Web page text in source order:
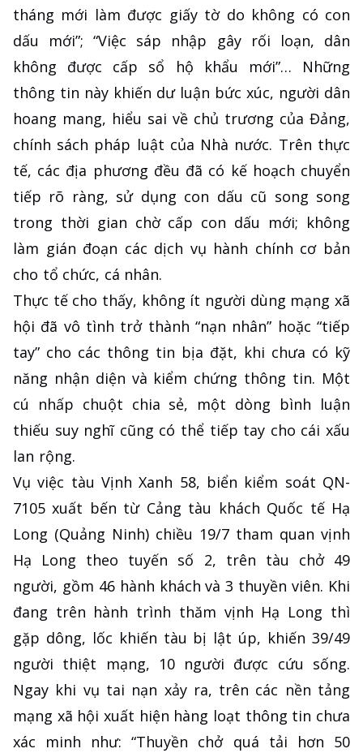
tháng mới làm được giấy tờ do không có con
dấu mới”; “Việc sáp nhập gây rối loạn, dân
không được cấp sổ hộ khẩu mới”… Những
thông tin này khiến dư luận bức xúc, người dân
hoang mang, hiểu sai về chủ trương của Đảng,
chính sách pháp luật của Nhà nước. Trên thực
tế, các địa phương đều đã có kế hoạch chuyển
tiếp rõ ràng, sử dụng con dấu cũ song song
trong thời gian chờ cấp con dấu mới; không
làm gián đoạn các dịch vụ hành chính cơ bản
cho tổ chức, cá nhân.
Thực tế cho thấy, không ít người dùng mạng xã
hội đã vô tình trở thành “nạn nhân” hoặc “tiếp
tay” cho các thông tin bịa đặt, khi chưa có kỹ
năng nhận diện và kiểm chứng thông tin. Một
cú nhấp chuột chia sẻ, một dòng bình luận
thiếu suy nghĩ cũng có thể tiếp tay cho cái xấu
lan rộng.
Vụ việc tàu Vịnh Xanh 58, biển kiểm soát QN-
7105 xuất bến từ Cảng tàu khách Quốc tế Hạ
Long (Quảng Ninh) chiều 19/7 tham quan vịnh
Hạ Long theo tuyến số 2, trên tàu chở 49
người, gồm 46 hành khách và 3 thuyền viên. Khi
đang trên hành trình thăm vịnh Hạ Long thì
gặp dông, lốc khiến tàu bị lật úp, khiến 39/49
người thiệt mạng, 10 người được cứu sống.
Ngay khi vụ tai nạn xảy ra, trên các nền tảng
mạng xã hội xuất hiện hàng loạt thông tin chưa
xác minh như: “Thuyền chở quá tải hơn 50